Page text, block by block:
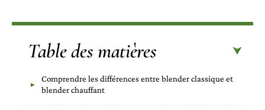
Table des matières
Comprendre les différences entre blender classique et
blender chauffant